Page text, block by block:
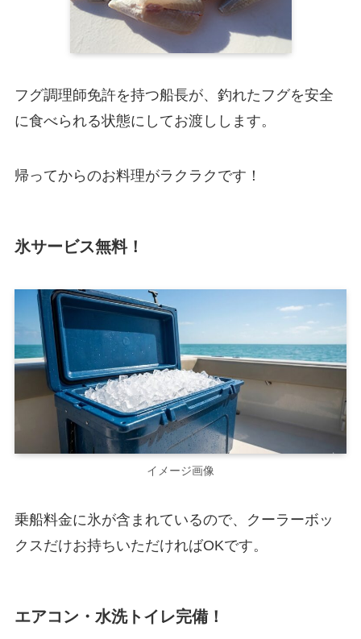
フグ調理師免許を持つ船長が、釣れたフグを安全
に食べられる状態にしてお渡しします。
帰ってからのお料理がラクラクです！
氷サービス無料！
イメージ画像
乗船料金に氷が含まれているので、クーラーボッ
クスだけお持ちいただければOKです。
エアコン・水洗トイレ完備！